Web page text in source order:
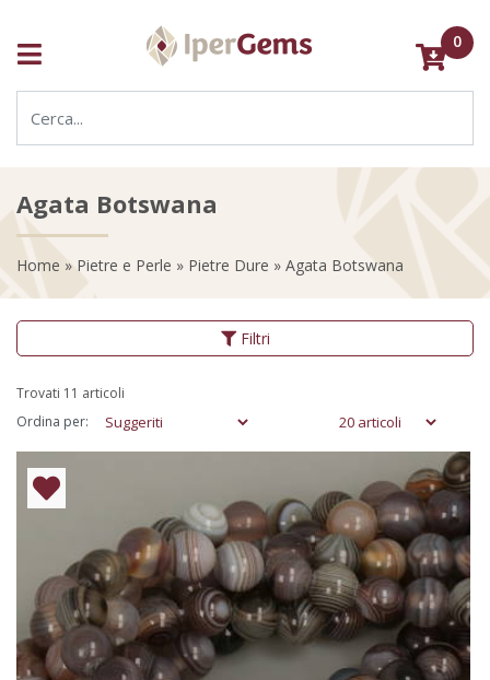
0
Agata Botswana
Home » Pietre e Perle » Pietre Dure » Agata Botswana
Filtri
Trovati 11 articoli
Ordina per: